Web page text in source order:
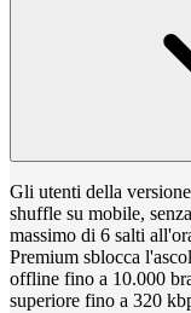
Gli utenti della
shuffle su mobile,
massimo di 6 salti
Premium sblocca
offline fino a 10.000
superiore fino a 320